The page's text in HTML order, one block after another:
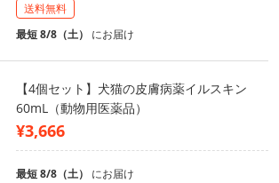
送料無料
最短 8/8（土） にお届け
【4個セット】犬猫の皮膚病薬イルスキン
60mL（動物用医薬品）
¥3,666
最短 8/8（土） にお届け